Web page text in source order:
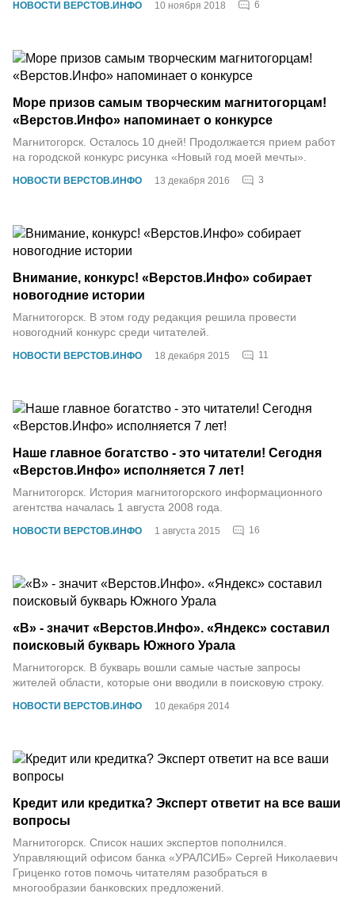
НОВОСТИ ВЕРСТОВ.ИНФО 10 ноября 2018 6
НОВОСТИ ВЕРСТОВ.ИНФО 13 декабря 2016 3
Море призов самым творческим магнитогорцам!
«Верстов.Инфо» напоминает о конкурсе
Магнитогорск. Осталось 10 дней! Продолжается прием работ
на городской конкурс рисунка «Новый год моей мечты».
НОВОСТИ ВЕРСТОВ.ИНФО 18 декабря 2015 11
Внимание, конкурс! «Верстов.Инфо» собирает
новогодние истории
Магнитогорск. В этом году редакция решила провести
новогодний конкурс среди читателей.
НОВОСТИ ВЕРСТОВ.ИНФО 1 августа 2015 16
Наше главное богатство - это читатели! Сегодня
«Верстов.Инфо» исполняется 7 лет!
Магнитогорск. История магнитогорского информационного
агентства началась 1 августа 2008 года.
НОВОСТИ ВЕРСТОВ.ИНФО 10 декабря 2014
«В» - значит «Верстов.Инфо». «Яндекс» составил
поисковый букварь Южного Урала
Магнитогорск. В букварь вошли самые частые запросы
жителей области, которые они вводили в поисковую строку.
Кредит или кредитка? Эксперт ответит на все ваши
вопросы
Магнитогорск. Список наших экспертов пополнился.
Управляющий офисом банка «УРАЛСИБ» Сергей Николаевич
Гриценко готов помочь читателям разобраться в
многообразии банковских предложений.